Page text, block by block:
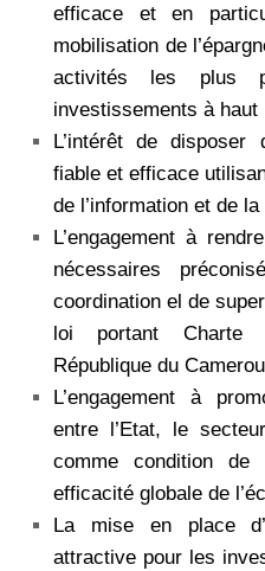
efficace et en
mobilisation de
activités les plus
investissements à haut
L’intérêt de disposer
fiable et efficace
de l’information et de
L’engagement à
nécessaires
coordination el de
loi portant Charte
République du
L’engagement à
entre l’Etat, le
comme condition de
efficacité globale de
La mise en place
attractive pour les